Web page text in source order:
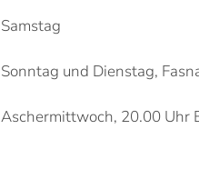
Samstag
Sonntag und Dienstag,
Aschermittwoch, 20.00 Uhr